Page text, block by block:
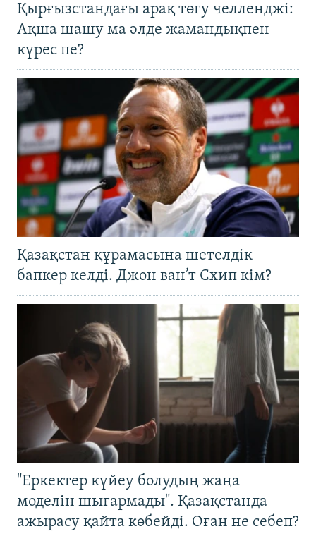
Қырғызстандағы арақ төгу челленджі:
Ақша шашу ма әлде жамандықпен
күрес пе?
Қазақстан құрамасына шетелдік
бапкер келді. Джон ван’т Схип кім?
"Еркектер күйеу болудың жаңа
моделін шығармады". Қазақстанда
ажырасу қайта көбейді. Оған не себеп?